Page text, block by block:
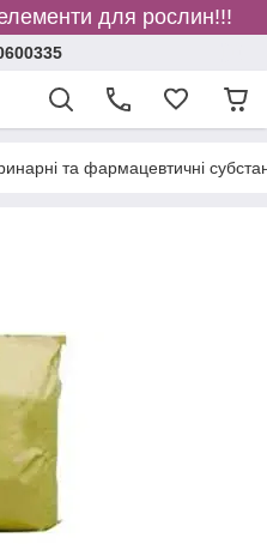
для рослин!!!
та фармацевтичні